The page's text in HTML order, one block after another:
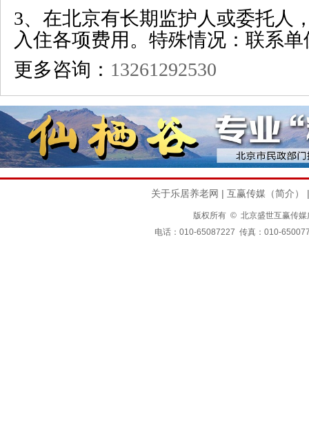
3、在北京有长期监护人或委托人
入住各项费用。特殊情况：联系
更多咨询： 13261292530
关于乐居养老网 | 互赢传媒（简介）
版权所有 © 北京盛世互赢传
电话：010-65087227 传真：010-